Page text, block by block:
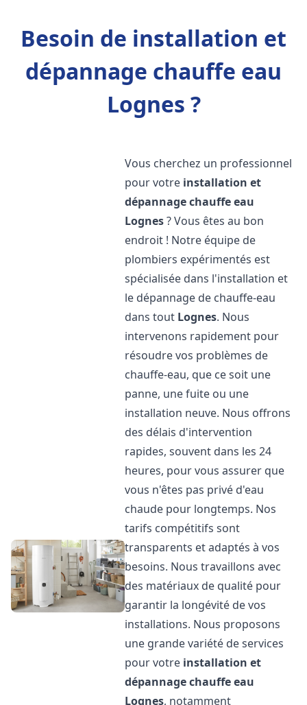
Besoin de installation et
dépannage chauffe eau
Lognes ?
Vous cherchez un professionnel
pour votre installation et
dépannage chauffe eau
Lognes? Vous êtes au bon
endroit ! Notre équipe de
plombiers expérimentés est
spécialisée dans l'installation et
le dépannage de chauffe-eau
dans tout Lognes. Nous
intervenons rapidement pour
résoudre vos problèmes de
chauffe-eau, que ce soit une
panne, une fuite ou une
installation neuve. Nous offrons
des délais d'intervention
rapides, souvent dans les 24
heures, pour vous assurer que
vous n'êtes pas privé d'eau
chaude pour longtemps. Nos
tarifs compétitifs sont
transparents et adaptés à vos
besoins. Nous travaillons avec
des matériaux de qualité pour
garantir la longévité de vos
installations. Nous proposons
une grande variété de services
pour votre installation et
dépannage chauffe eau
Lognes, notamment